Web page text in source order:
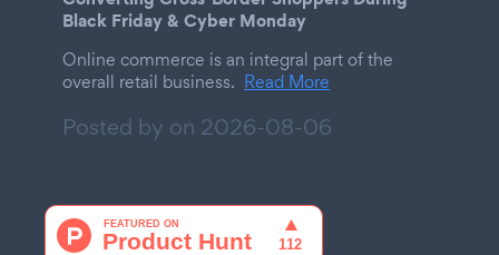
Black Friday & Cyber Monday
Online commerce is an integral part of the
overall retail business. Read More
Posted by on 2026-08-06